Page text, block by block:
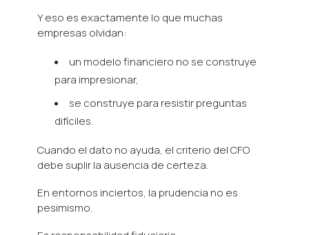
Y eso es exactamente lo que muchas
empresas olvidan:
un modelo financiero no se construye
para impresionar,
se construye para resistir preguntas
difíciles.
Cuando el dato no ayuda, el criterio del CFO
debe suplir la ausencia de certeza.
En entornos inciertos, la prudencia no es
pesimismo.